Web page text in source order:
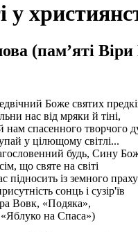
у
(пам’яті
Боже святих
нас від мряки й тіні,
нам спасенного творчого
у цілющому світлі...
будь, Сину
що святе на світі
підносить із земного праху
сонць і сузір'їв
Вовк, «Подяка»,
«Яблуко на Спаса»)